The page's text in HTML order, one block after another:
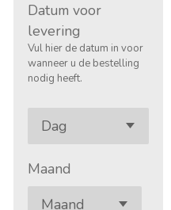
Datum voor
levering
Vul hier de datum in voor
wanneer u de bestelling
nodig heeft.
Maand